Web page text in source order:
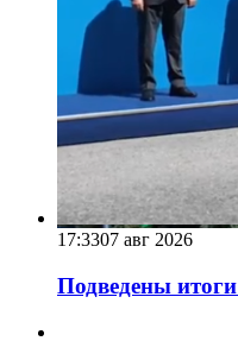
17:3307 авг 2026
Подведены итоги